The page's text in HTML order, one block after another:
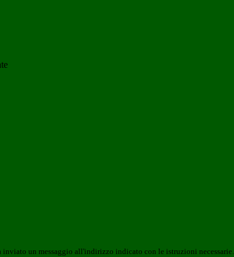
inviato un messaggio all'indirizzo indicato con le istruzioni necessarie.